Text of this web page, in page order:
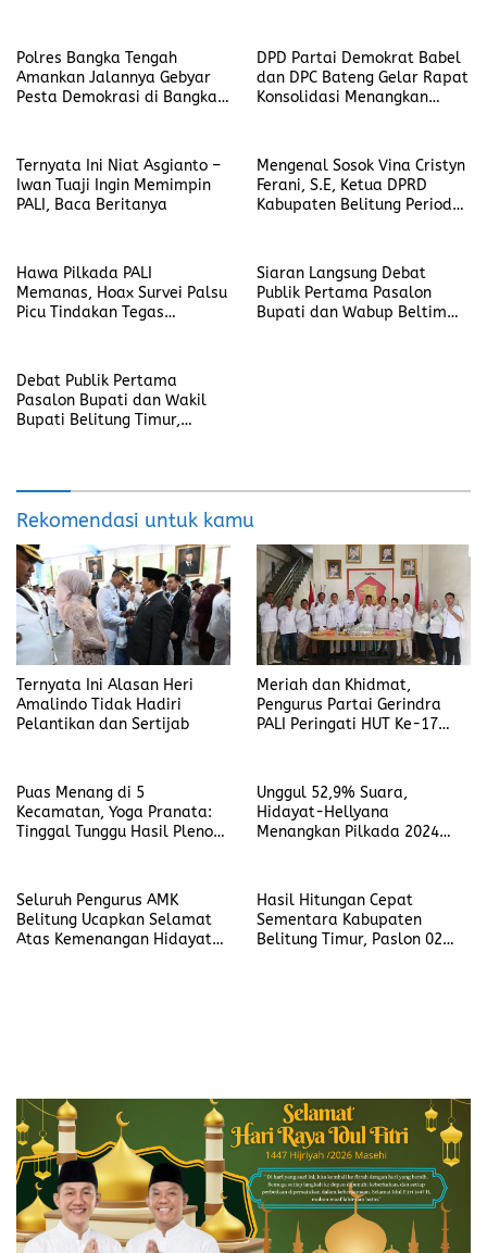
Polres Bangka Tengah
Amankan Jalannya Gebyar
Pesta Demokrasi di Bangka
DPD Partai Demokrat Babel
dan DPC Bateng Gelar Rapat
Konsolidasi Menangkan
Ternyata Ini Niat Asgianto –
Iwan Tuaji Ingin Memimpin
PALI, Baca Beritanya
Mengenal Sosok Vina Cristyn
Ferani, S.E, Ketua DPRD
Kabupaten Belitung Periode
Hawa Pilkada PALI
Memanas, Hoax Survei Palsu
Picu Tindakan Tegas
Siaran Langsung Debat
Publik Pertama Pasalon
Bupati dan Wabup Beltim
Debat Publik Pertama
Pasalon Bupati dan Wakil
Bupati Belitung Timur,
Rekomendasi untuk kamu
Ternyata Ini Alasan Heri
Amalindo Tidak Hadiri
Pelantikan dan Sertijab
Meriah dan Khidmat,
Pengurus Partai Gerindra
PALI Peringati HUT Ke-17
Puas Menang di 5
Kecamatan, Yoga Pranata:
Tinggal Tunggu Hasil Pleno
Unggul 52,9% Suara,
Hidayat-Hellyana
Menangkan Pilkada 2024
Seluruh Pengurus AMK
Belitung Ucapkan Selamat
Atas Kemenangan Hidayat
Hasil Hitungan Cepat
Sementara Kabupaten
Belitung Timur, Paslon 02